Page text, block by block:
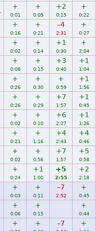
+
0:01
+
0:05
+2
0:15
+
0:22
+
0:16
+
0:21
–4
2:31
+
0:27
+
0:02
+
0:14
+1
0:30
+
2:04
+
0:08
+
0:15
+3
0:40
+1
1:04
+
0:26
+
0:30
+
0:59
+1
1:56
+
0:26
+
0:29
+7
1:57
+1
0:45
+
0:02
+
0:10
+6
2:27
+1
1:26
+
0:21
+
1:16
+4
2:43
+4
0:46
+
0:02
+
0:56
+7
1:57
+5
0:58
+
0:24
+1
1:00
+5
2:55
+2
2:18
+
0:03
+
0:11
–7
2:52
+
0:45
+
0:06
+
0:15
+
0:44
+ + –7 +